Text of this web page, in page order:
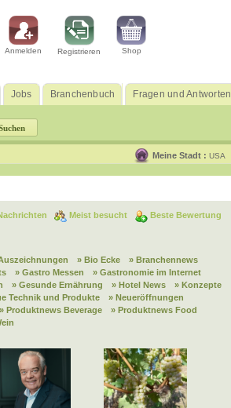
Anmelden Registrieren Shop
Jobs Branchenbuch Fragen und Antworten
Meine Stadt : USA
Meist besucht Beste Bewertung
» Bio Ecke
» Branchennews
» Gastro Messen
» Gastronomie im Internet
» Gesunde Ernährung » Hotel News
» Konzepte
Technik und Produkte
» Neueröffnungen
» Produktnews Beverage
» Produktnews Food